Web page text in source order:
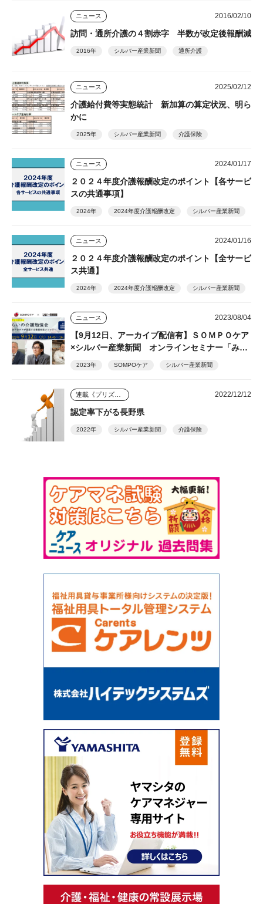
ニュース 2016/02/10
訪問・通所介護の４割赤字 半数が改定後報酬減
2016年 シルバー産業新聞 通所介護
ニュース 2025/02/12
介護給付費等実態統計 新加算の算定状況、明ら
かに
2025年 シルバー産業新聞 介護保険
ニュース 2024/01/17
２０２４年度介護報酬改定のポイント【各サービ
スの共通事項】
2024年 2024年度介護報酬改定 シルバー産業新聞
ニュース 2024/01/16
２０２４年度介護報酬改定のポイント【全サービ
ス共通】
2024年 2024年度介護報酬改定 シルバー産業新聞
ニュース 2023/08/04
【9月12日、アーカイブ配信有】ＳＯＭＰＯケア
×シルバー産業新聞 オンラインセミナー「みら
2023年 SOMPOケア シルバー産業新聞
2022/12/12
認定率下がる長野県
2022年 シルバー産業新聞 介護保険